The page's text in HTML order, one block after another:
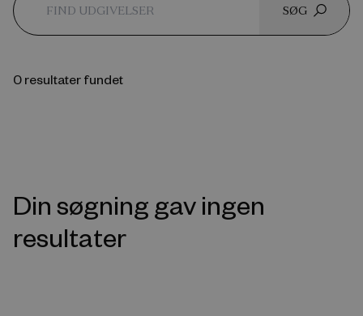
SØG
0 resultater fundet
Din søgning gav ingen
resultater